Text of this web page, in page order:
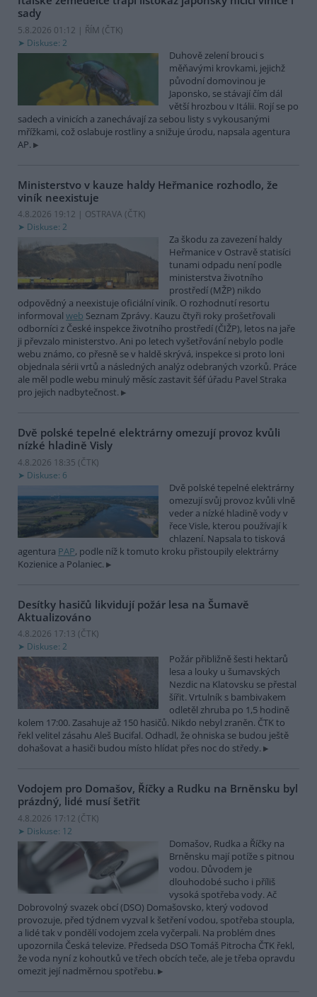
sady
5.8.2026 01:12 | ŘÍM (ČTK)
Diskuse: 2
Duhově zelení brouci s
měňavými krovkami, jejichž
původní domovinou je
Japonsko, se stávají čím dál
větší hrozbou v Itálii. Rojí se po
sadech a vinicích a zanechávají za sebou listy s vykousanými
mřížkami, což oslabuje rostliny a snižuje úrodu, napsala agentura
AP.
Ministerstvo v kauze haldy Heřmanice rozhodlo, že
viník neexistuje
4.8.2026 19:12 | OSTRAVA (ČTK)
Diskuse: 2
Za škodu za zavezení haldy
Heřmanice v Ostravě statisíci
tunami odpadu není podle
ministerstva životního
prostředí (MŽP) nikdo
odpovědný a neexistuje oficiální viník. O rozhodnutí resortu
informoval web Seznam Zprávy. Kauzu čtyři roky prošetřovali
odborníci z České inspekce životního prostředí (ČIŽP), letos na jaře
ji převzalo ministerstvo. Ani po letech vyšetřování nebylo podle
webu známo, co přesně se v haldě skrývá, inspekce si proto loni
objednala sérii vrtů a následných analýz odebraných vzorků. Práce
ale měl podle webu minulý měsíc zastavit šéf úřadu Pavel Straka
pro jejich nadbytečnost.
Dvě polské tepelné elektrárny omezují provoz kvůli
nízké hladině Visly
4.8.2026 18:35 (ČTK)
Diskuse: 6
Dvě polské tepelné elektrárny
omezují svůj provoz kvůli vlně
veder a nízké hladině vody v
řece Visle, kterou používají k
chlazení. Napsala to tisková
agentura PAP, podle níž k tomuto kroku přistoupily elektrárny
Kozienice a Polaniec.
Desítky hasičů likvidují požár lesa na Šumavě
Aktualizováno
4.8.2026 17:13 (ČTK)
Diskuse: 2
Požár přibližně šesti hektarů
lesa a louky u šumavských
Nezdic na Klatovsku se přestal
šířit. Vrtulník s bambivakem
odletěl zhruba po 1,5 hodině
kolem 17:00. Zasahuje až 150 hasičů. Nikdo nebyl zraněn. ČTK to
řekl velitel zásahu Aleš Bucifal. Odhadl, že ohniska se budou ještě
dohašovat a hasiči budou místo hlídat přes noc do středy.
Vodojem pro Domašov, Říčky a Rudku na Brněnsku byl
prázdný, lidé musí šetřit
4.8.2026 17:12 (ČTK)
Diskuse: 12
Domašov, Rudka a Říčky na
Brněnsku mají potíže s pitnou
vodou. Důvodem je
dlouhodobé sucho i příliš
vysoká spotřeba vody. Ač
Dobrovolný svazek obcí (DSO) Domašovsko, který vodovod
provozuje, před týdnem vyzval k šetření vodou, spotřeba stoupla,
a lidé tak v pondělí vodojem zcela vyčerpali. Na problém dnes
upozornila Česká televize. Předseda DSO Tomáš Pitrocha ČTK řekl,
že voda nyní z kohoutků ve třech obcích teče, ale je třeba opravdu
omezit její nadměrnou spotřebu.